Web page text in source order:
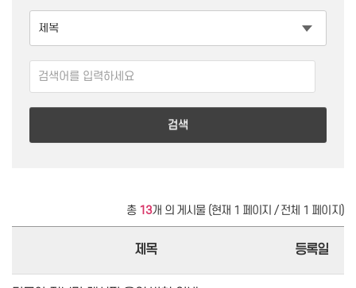
검색
총 13개 의 게시물 (현재 1 페이지 / 전체 1 페이지)
제목 등록일